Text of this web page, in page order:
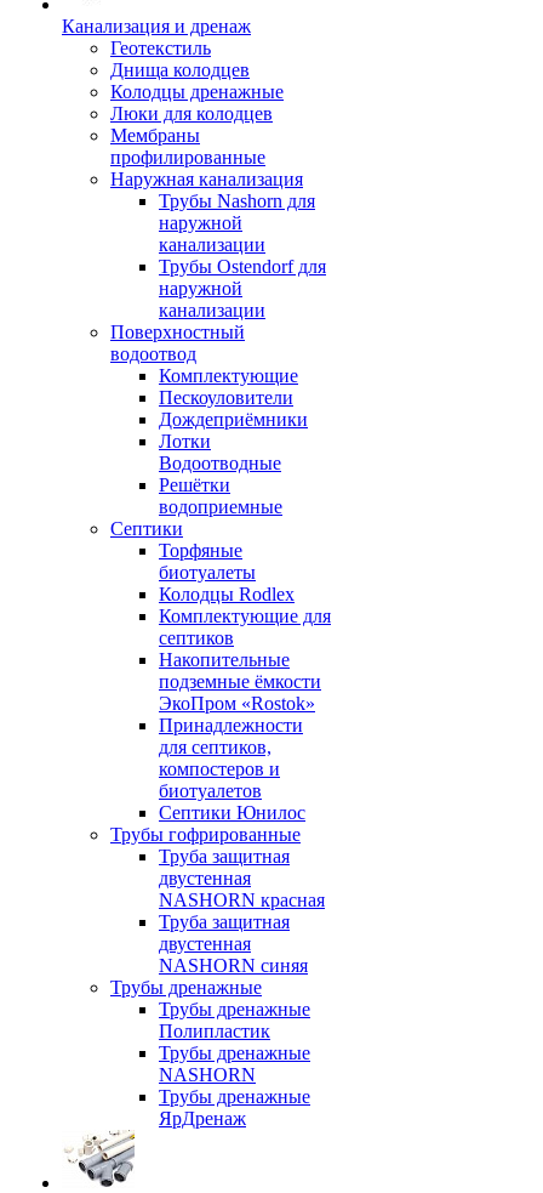
Канализация и дренаж
Геотекстиль
Днища колодцев
Колодцы дренажные
Люки для колодцев
Мембраны
профилированные
Наружная канализация
Трубы Nashorn для
наружной
канализации
Трубы Ostendorf для
наружной
канализации
Поверхностный
водоотвод
Комплектующие
Пескоуловители
Дождеприёмники
Лотки
Водоотводные
Решётки
водоприемные
Септики
Торфяные
биотуалеты
Колодцы Rodlex
Комплектующие для
септиков
Накопительные
подземные ёмкости
ЭкоПром «Rostok»
Принадлежности
для септиков,
компостеров и
биотуалетов
Септики Юнилос
Трубы гофрированные
Труба защитная
двустенная
NASHORN красная
Труба защитная
двустенная
NASHORN синяя
Трубы дренажные
Трубы дренажные
Полипластик
Трубы дренажные
NASHORN
Трубы дренажные
ЯрДренаж